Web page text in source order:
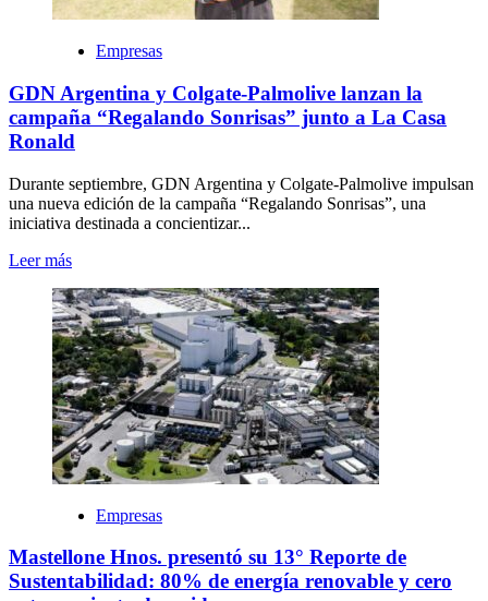
Empresas
GDN Argentina y Colgate-Palmolive lanzan la
campaña “Regalando Sonrisas” junto a La Casa
Ronald
Durante septiembre, GDN Argentina y Colgate-Palmolive impulsan
una nueva edición de la campaña “Regalando Sonrisas”, una
iniciativa destinada a concientizar...
Leer más
Empresas
Mastellone Hnos. presentó su 13° Reporte de
Sustentabilidad: 80% de energía renovable y cero